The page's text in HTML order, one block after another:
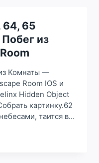
64, 65
из
Комнаты —
Room IOS и
Hidden Object
картинку.62
таится в…